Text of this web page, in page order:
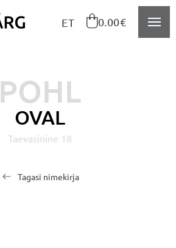
ET 0.00€
POHL
OVAL
Taevasinine 18
Tagasi nimekirja